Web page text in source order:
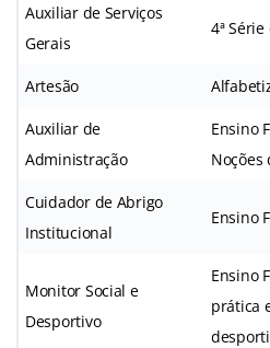
Auxiliar de Serviços
Gerais
4ª
Artesão
Auxiliar de
Administração
Ensino
Noções
Cuidador de Abrigo
Institucional
Ensino
Monitor Social e
Desportivo
Ensino
prática